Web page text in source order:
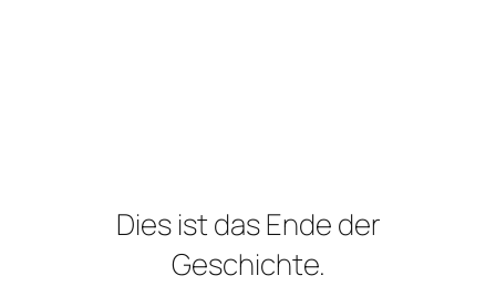
Dies ist das Ende der
Geschichte.